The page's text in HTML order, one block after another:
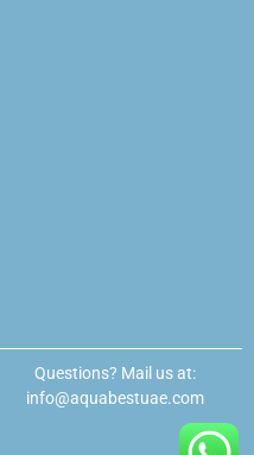
Questions? Mail us at:
info@aquabestuae.com